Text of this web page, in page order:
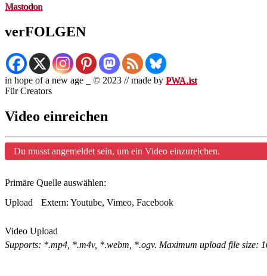
Mastodon
verFOLGEN
in hope of a new age _ © 2023 // made by PWA.ist
Für Creators
Video einreichen
Du musst angemeldet sein, um ein Video einzureichen.
Primäre Quelle auswählen:
Upload
Extern: Youtube, Vimeo, Facebook
Video Upload
Supports: *.mp4, *.m4v, *.webm, *.ogv. Maximum upload file size: